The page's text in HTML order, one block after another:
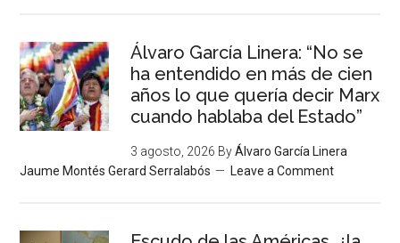
Álvaro García Linera: “No se
ha entendido en más de cien
años lo que quería decir Marx
cuando hablaba del Estado”
3 agosto, 2026 ByÁlvaro García Linera
Jaume Montés Gerard Serralabós
Leave a Comment